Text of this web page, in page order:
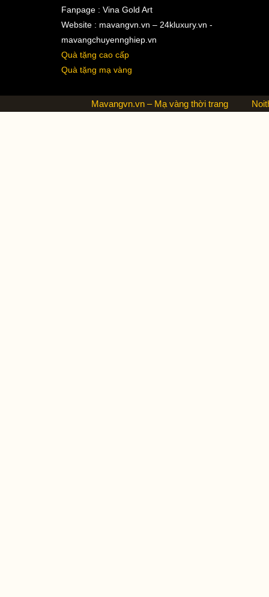
Fanpage : Vina Gold Art
Website : mavangvn.vn – 24kluxury.vn -
mavangchuyennghiep.vn
Quà tặng cao cấp
Quà tặng mạ vàng
Mavangvn.vn – Mạ vàng thời trang